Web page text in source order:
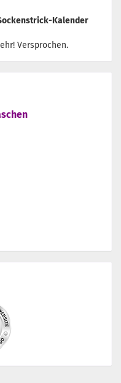
Kalender
Versprochen.